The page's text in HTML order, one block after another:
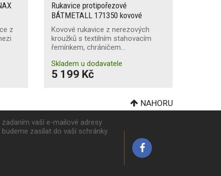
z
Rukavice protipořezové
BÁTMETALL 171350 kovové
Kovové rukavice z nerezových
kroužků s textilním stahovacím
řemínkem, chráničem…
Skladem u dodavatele
5 199 Kč
NAHORU
vaší e-mailové adresy
zasílat do vaší schránky.